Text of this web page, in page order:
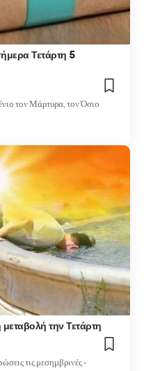
Τετάρτη 5
τον Μάρτυρα, τον Όσιο
μεταβολή την Τετάρτη
τις μεσημβρινές -